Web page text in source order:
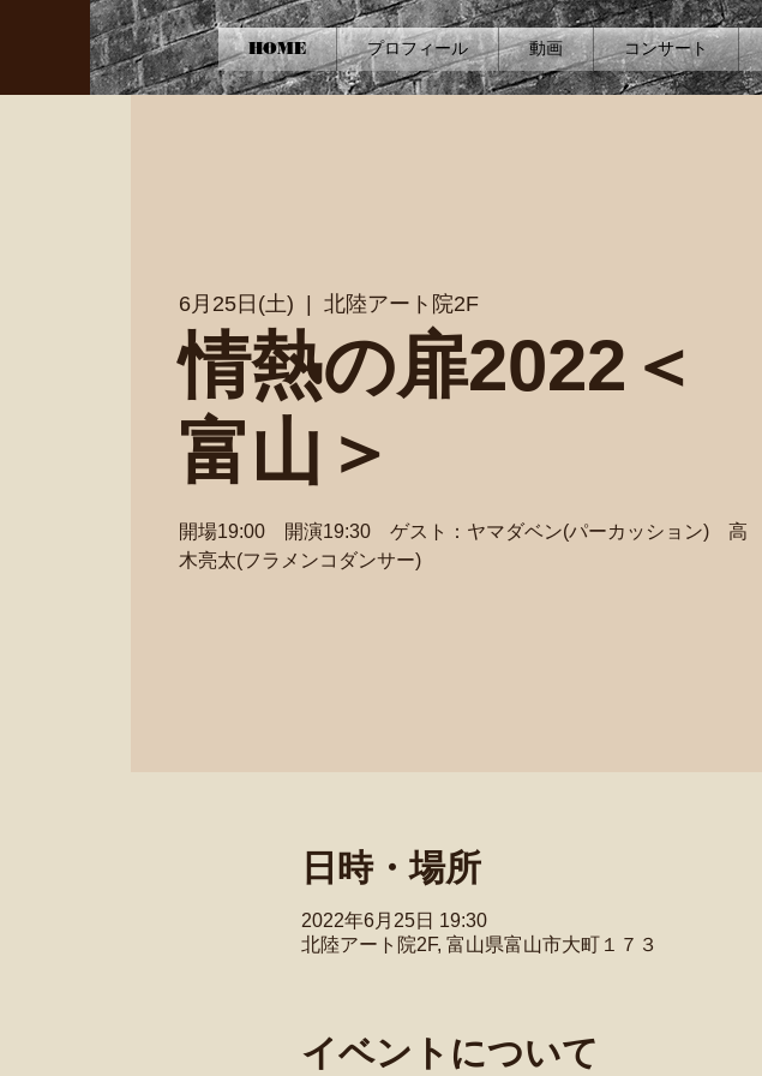
HOME プロフィール 動画 コンサート
6月25日(土) 北陸アート院2F
情熱の扉2022＜
富山＞
開場19:00 開演19:30 ゲスト：ヤマダベン(パーカッション) 高
木亮太(フラメンコダンサー)
日時・場所
2022年6月25日 19:30
北陸アート院2F, 富山県富山市大町１７３
イベントについて